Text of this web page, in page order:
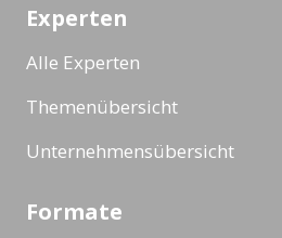
Experten
Alle Experten
Themenübersicht
Unternehmensübersicht
Formate